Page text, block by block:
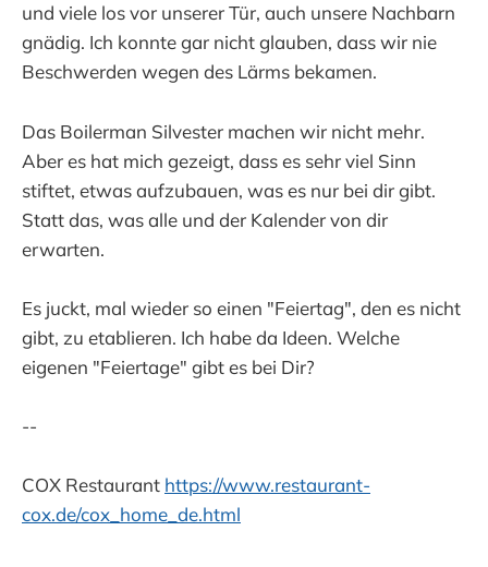
und viele los vor unserer Tür, auch unsere Nachbarn
gnädig. Ich konnte gar nicht glauben, dass wir nie
Beschwerden wegen des Lärms bekamen.
Das Boilerman Silvester machen wir nicht mehr.
Aber es hat mich gezeigt, dass es sehr viel Sinn
stiftet, etwas aufzubauen, was es nur bei dir gibt.
Statt das, was alle und der Kalender von dir
erwarten.
Es juckt, mal wieder so einen "Feiertag", den es nicht
gibt, zu etablieren. Ich habe da Ideen. Welche
eigenen "Feiertage" gibt es bei Dir?
--
COX Restaurant https://www.restaurant-
cox.de/cox_home_de.html